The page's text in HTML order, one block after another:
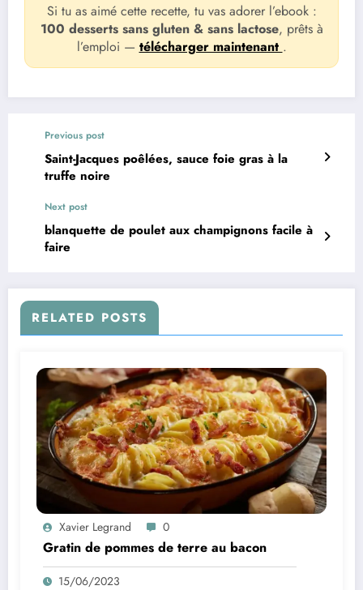
Si tu as aimé cette recette, tu vas adorer l’ebook :
100 desserts sans gluten & sans lactose, prêts à
l’emploi — télécharger maintenant .
Previous post
Saint-Jacques poêlées, sauce foie gras à la
truffe noire
Next post
blanquette de poulet aux champignons facile à
faire
RELATED POSTS
Xavier Legrand 0
Gratin de pommes de terre au bacon
15/06/2023